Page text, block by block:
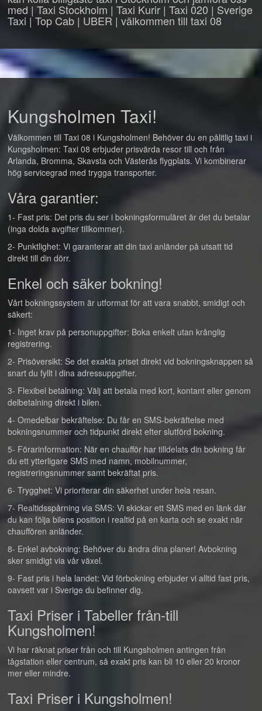
med | Taxi Stockholm | Taxi Kurir | Taxi 020 | Sverige
Taxi | Top Cab | UBER | välkommen till taxi 08
Kungsholmen Taxi!
Välkommen till Taxi 08 i Kungsholmen! Behöver du en pålitlig taxi i
Kungsholmen: Taxi 08 erbjuder prisvärda resor till och från
Arlanda, Bromma, Skavsta och Västerås flygplats. Vi kombinerar
hög servicegrad med trygga transporter.
Våra garantier:
1- Fast pris: Det pris du ser i bokningsformuläret är det du betalar
(inga dolda avgifter tillkommer).
2- Punktlighet: Vi garanterar att din taxi anländer på utsatt tid
direkt till din dörr.
Enkel och säker bokning!
Vårt bokningssystem är utformat för att vara snabbt, smidigt och
säkert:
1- Inget krav på personuppgifter: Boka enkelt utan krånglig
registrering.
2- Prisöversikt: Se det exakta priset direkt vid bokningsknappen så
snart du fyllt i dina adressuppgifter.
3- Flexibel betalning: Välj att betala med kort, kontant eller genom
delbetalning direkt i bilen.
4- Omedelbar bekräftelse: Du får en SMS-bekräftelse med
bokningsnummer och tidpunkt direkt efter slutförd bokning.
5- Förarinformation: När en chaufför har tilldelats din bokning får
du ett ytterligare SMS med namn, mobilnummer,
registreringsnummer samt bekräftat pris.
6- Trygghet: Vi prioriterar din säkerhet under hela resan.
7- Realtidsspårning via SMS: Vi skickar ett SMS med en länk där
du kan följa bilens position i realtid på en karta och se exakt när
chauffören anländer.
8- Enkel avbokning: Behöver du ändra dina planer! Avbokning
sker smidigt via vår växel.
9- Fast pris i hela landet: Vid förbokning erbjuder vi alltid fast pris,
oavsett var i Sverige du befinner dig.
Taxi Priser i Tabeller från-till
Kungsholmen!
Vi har räknat priser från och till Kungsholmen antingen från
tågstation eller centrum, så exakt pris kan bli 10 eller 20 kronor
mer eller mindre.
Taxi Priser i Kungsholmen!